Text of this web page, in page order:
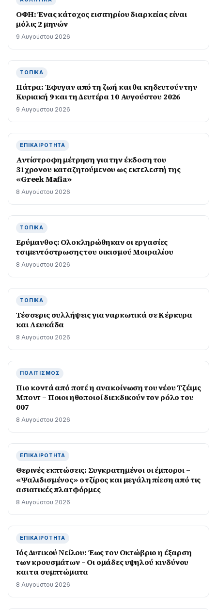
ΟΦΗ: Ένας κάτοχος εισιτηρίου διαρκείας είναι
μόλις 2 μηνών
9 Αυγούστου 2026
ΤΟΠΙΚΆ
Πάτρα: Έφυγαν από τη ζωή και θα κηδευτούν την
Κυριακή 9 και τη Δευτέρα 10 Αυγούστου 2026
9 Αυγούστου 2026
ΕΠΙΚΑΙΡΌΤΗΤΑ
Αντίστροφη μέτρηση για την έκδοση του
31χρονου καταζητούμενου ως εκτελεστή της
«Greek Mafia»
8 Αυγούστου 2026
ΤΟΠΙΚΆ
Ερύμανθος: Ολοκληρώθηκαν οι εργασίες
τσιμεντόστρωσης του οικισμού Μοιραλίου
8 Αυγούστου 2026
ΤΟΠΙΚΆ
Τέσσερις συλλήψεις για ναρκωτικά σε Κέρκυρα
και Λευκάδα
8 Αυγούστου 2026
ΠΟΛΙΤΙΣΜΌΣ
Πιο κοντά από ποτέ η ανακοίνωση του νέου Τζέιμς
Μποντ – Ποιοι ηθοποιοί διεκδικούν τον ρόλο του
007
8 Αυγούστου 2026
ΕΠΙΚΑΙΡΌΤΗΤΑ
Θερινές εκπτώσεις: Συγκρατημένοι οι έμποροι –
«Ψαλιδισμένος» ο τζίρος και μεγάλη πίεση από τις
ασιατικές πλατφόρμες
8 Αυγούστου 2026
ΕΠΙΚΑΙΡΌΤΗΤΑ
Ιός Δυτικού Νείλου: Έως τον Οκτώβριο η έξαρση
των κρουσμάτων – Οι ομάδες υψηλού κινδύνου
και τα συμπτώματα
8 Αυγούστου 2026